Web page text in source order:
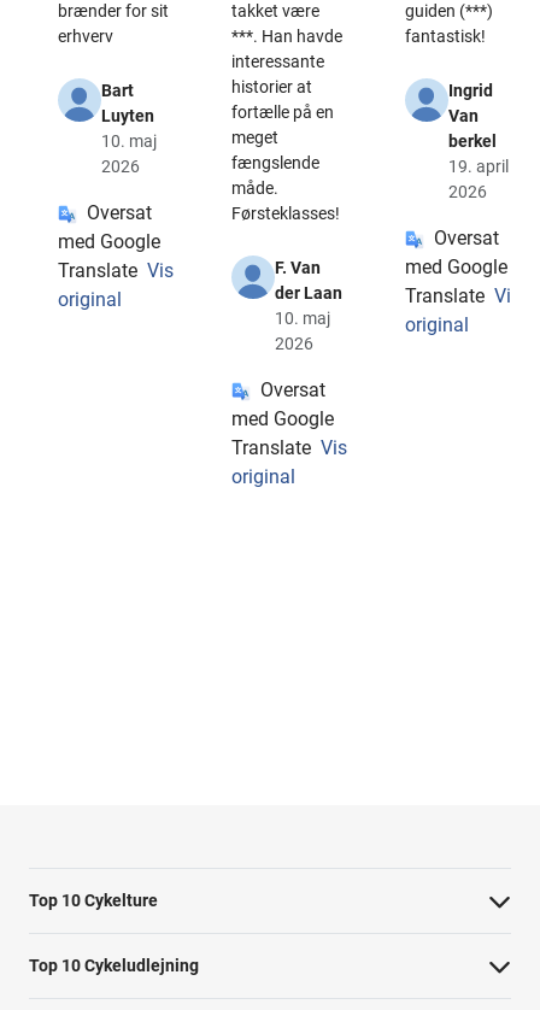
brænder for sit
erhverv
Bart
Luyten
10. maj
2026
Oversat
med Google
Translate Vis
original
takket være
***. Han havde
interessante
historier at
fortælle på en
meget
fængslende
måde.
Førsteklasses!
F. Van
der Laan
10. maj
2026
Oversat
med Google
Translate Vis
original
guiden (***)
fantastisk!
Ingrid
Van
berkel
19. april
2026
Oversat
med Google
Translate Vis
original
Top 10 Cykelture
Cykeltur i Barcelona: højdepunkterne
Cykeltur i Berlin: højdepunkterne
Top 10 Cykeludlejning